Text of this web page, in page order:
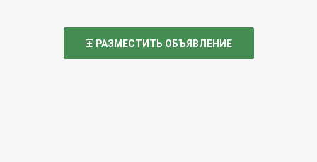
РАЗМЕСТИТЬ ОБЪЯВЛЕНИЕ